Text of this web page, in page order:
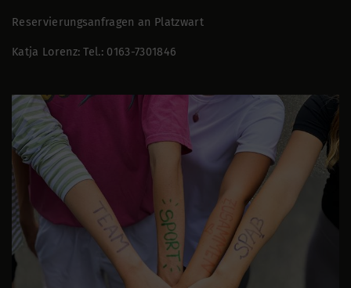
Reservierungsanfragen an Platzwart
Katja Lorenz: Tel.: 0163-7301846